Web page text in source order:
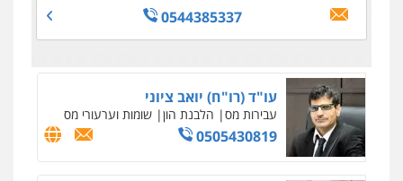
0544385337
עו"ד (רו"ח) יואב ציוני
עבירות מס הלבנת הון שומות וערעורי מס
0505430819